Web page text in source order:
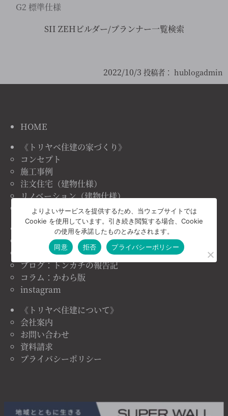
G2 標準仕様
SII ZEHビルダー/プランナー一覧検索
2022/10/3 投稿者： hublogadmin
HOME
《トリヤベ住建の家づくり》
コンセプト
施工事例
注文住宅（建物仕様）
リノベーション（建物仕様）
リフォーム（建物仕様）
《トリヤベ住建情報》
ニュース＆トピックス
イベント情報
ブログ：トンカチの報告記
コラム：かわら版
instagram
《トリヤベ住建について》
会社案内
お問い合わせ
資料請求
プライバシーポリシー
よりよいサービスを提供するため、当ウェブサイトでは
Cookie を使用しています。引き続き閲覧する場合、Cookie
の使用を承諾したものとみなされます。
同意
拒否 プライバシーポリシー